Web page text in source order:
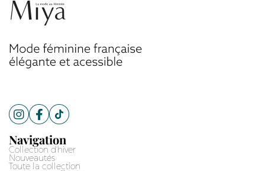
Navigation
Collection d'hiver
Nouveautés
Toute la collection